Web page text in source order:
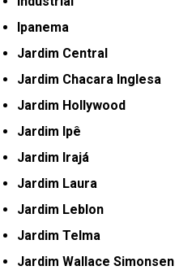
Ipanema
Jardim Central
Jardim Chacara Inglesa
Jardim Hollywood
Jardim Ipê
Jardim Irajá
Jardim Laura
Jardim Leblon
Jardim Telma
Jardim Wallace Simonsen